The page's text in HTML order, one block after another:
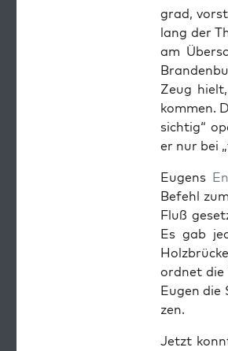
grad,
lang der
am
Zeug
kom­men.
sichtig“
er nur bei
Eugens
Befehl
Fluß
Es gab
ord­net die
Eugen
zen.
Jet­zt